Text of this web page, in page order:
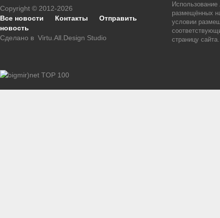
Copyright © 2012-2026
Все новости
Контакты
Отправить
новость
Сделано в Virtu.All.Design Studio
размещённых
условии
страницу сайта.